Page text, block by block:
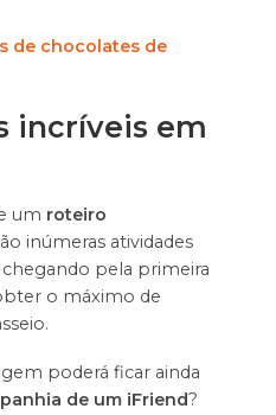
de chocolates de
incríveis em
um roteiro
inúmeras atividades
chegando pela primeira
o máximo de
poderá ficar ainda
de um iFriend?